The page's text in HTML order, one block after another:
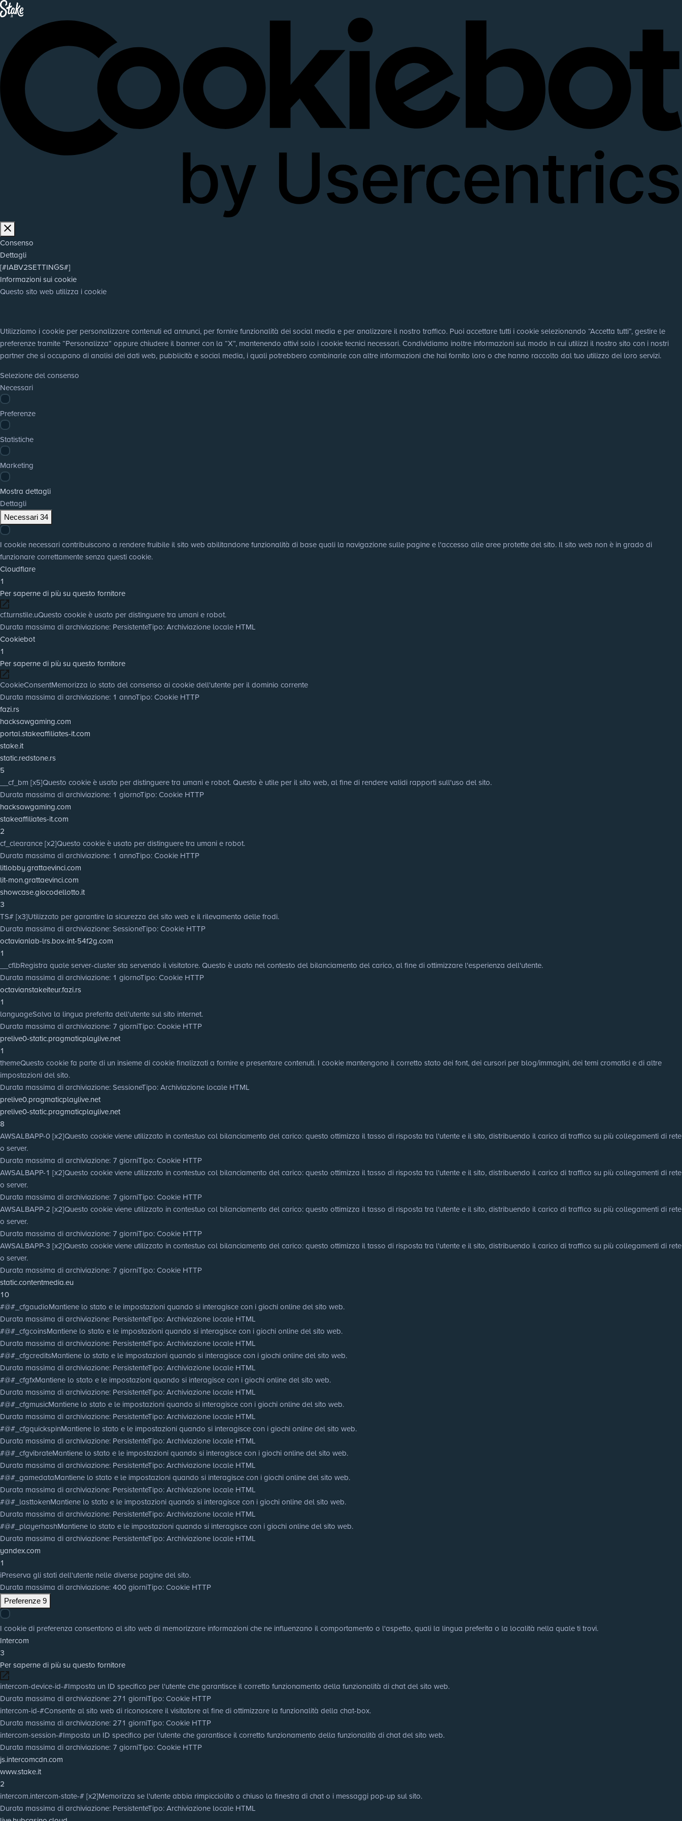
Consenso
Dettagli
[#IABV2SETTINGS#]
Informazioni sui cookie
Questo sito web utilizza i cookie
Utilizziamo i cookie per personalizzare contenuti ed annunci, per fornire funzionalità dei social media e per analizzare il nostro traffico. Puoi accettare tutti i cookie selezionando “Accetta tutti”, gestire le
preferenze tramite “Personalizza” oppure chiudere il banner con la “X”, mantenendo attivi solo i cookie tecnici necessari. Condividiamo inoltre informazioni sul modo in cui utilizzi il nostro sito con i nostri
partner che si occupano di analisi dei dati web, pubblicità e social media, i quali potrebbero combinarle con altre informazioni che hai fornito loro o che hanno raccolto dal tuo utilizzo dei loro servizi.
Selezione del consenso
Necessari
Preferenze
Statistiche
Marketing
Mostra dettagli
Dettagli
Necessari 34
I cookie necessari contribuiscono a rendere fruibile il sito web abilitandone funzionalità di base quali la navigazione sulle pagine e l'accesso alle aree protette del sito. Il sito web non è in grado di
funzionare correttamente senza questi cookie.
Cloudflare
1
Per saperne di più su questo fornitore
cf.turnstile.uQuesto cookie è usato per distinguere tra umani e robot.
Durata massima di archiviazione: PersistenteTipo: Archiviazione locale HTML
Cookiebot
1
Per saperne di più su questo fornitore
CookieConsentMemorizza lo stato del consenso ai cookie dell'utente per il dominio corrente
Durata massima di archiviazione: 1 annoTipo: Cookie HTTP
fazi.rs
hacksawgaming.com
portal.stakeaffiliates-it.com
stake.it
static.redstone.rs
5
__cf_bm [x5]Questo cookie è usato per distinguere tra umani e robot. Questo è utile per il sito web, al fine di rendere validi rapporti sull'uso del sito.
Durata massima di archiviazione: 1 giornoTipo: Cookie HTTP
hacksawgaming.com
stakeaffiliates-it.com
2
cf_clearance [x2]Questo cookie è usato per distinguere tra umani e robot.
Durata massima di archiviazione: 1 annoTipo: Cookie HTTP
litlobby.grattaevinci.com
lit-mon.grattaevinci.com
showcase.giocodellotto.it
3
TS# [x3]Utilizzato per garantire la sicurezza del sito web e il rilevamento delle frodi.
Durata massima di archiviazione: SessioneTipo: Cookie HTTP
octavianlab-lrs.box-int-54f2g.com
1
__cflbRegistra quale server-cluster sta servendo il visitatore. Questo è usato nel contesto del bilanciamento del carico, al fine di ottimizzare l'esperienza dell'utente.
Durata massima di archiviazione: 1 giornoTipo: Cookie HTTP
octavianstakeiteur.fazi.rs
1
languageSalva la lingua preferita dell'utente sul sito internet.
Durata massima di archiviazione: 7 giorniTipo: Cookie HTTP
prelive0-static.pragmaticplaylive.net
1
themeQuesto cookie fa parte di un insieme di cookie finalizzati a fornire e presentare contenuti. I cookie mantengono il corretto stato dei font, dei cursori per blog/immagini, dei temi cromatici e di altre
impostazioni del sito.
Durata massima di archiviazione: SessioneTipo: Archiviazione locale HTML
prelive0.pragmaticplaylive.net
prelive0-static.pragmaticplaylive.net
8
AWSALBAPP-0 [x2]Questo cookie viene utilizzato in contestuo col bilanciamento del carico: questo ottimizza il tasso di risposta tra l'utente e il sito, distribuendo il carico di traffico su più collegamenti di rete
o server.
Durata massima di archiviazione: 7 giorniTipo: Cookie HTTP
AWSALBAPP-1 [x2]Questo cookie viene utilizzato in contestuo col bilanciamento del carico: questo ottimizza il tasso di risposta tra l'utente e il sito, distribuendo il carico di traffico su più collegamenti di rete
o server.
Durata massima di archiviazione: 7 giorniTipo: Cookie HTTP
AWSALBAPP-2 [x2]Questo cookie viene utilizzato in contestuo col bilanciamento del carico: questo ottimizza il tasso di risposta tra l'utente e il sito, distribuendo il carico di traffico su più collegamenti di rete
o server.
Durata massima di archiviazione: 7 giorniTipo: Cookie HTTP
AWSALBAPP-3 [x2]Questo cookie viene utilizzato in contestuo col bilanciamento del carico: questo ottimizza il tasso di risposta tra l'utente e il sito, distribuendo il carico di traffico su più collegamenti di rete
o server.
Durata massima di archiviazione: 7 giorniTipo: Cookie HTTP
static.contentmedia.eu
10
#@#_cfgaudioMantiene lo stato e le impostazioni quando si interagisce con i giochi online del sito web.
Durata massima di archiviazione: PersistenteTipo: Archiviazione locale HTML
#@#_cfgcoinsMantiene lo stato e le impostazioni quando si interagisce con i giochi online del sito web.
Durata massima di archiviazione: PersistenteTipo: Archiviazione locale HTML
#@#_cfgcreditsMantiene lo stato e le impostazioni quando si interagisce con i giochi online del sito web.
Durata massima di archiviazione: PersistenteTipo: Archiviazione locale HTML
#@#_cfgfxMantiene lo stato e le impostazioni quando si interagisce con i giochi online del sito web.
Durata massima di archiviazione: PersistenteTipo: Archiviazione locale HTML
#@#_cfgmusicMantiene lo stato e le impostazioni quando si interagisce con i giochi online del sito web.
Durata massima di archiviazione: PersistenteTipo: Archiviazione locale HTML
#@#_cfgquickspinMantiene lo stato e le impostazioni quando si interagisce con i giochi online del sito web.
Durata massima di archiviazione: PersistenteTipo: Archiviazione locale HTML
#@#_cfgvibrateMantiene lo stato e le impostazioni quando si interagisce con i giochi online del sito web.
Durata massima di archiviazione: PersistenteTipo: Archiviazione locale HTML
#@#_gamedataMantiene lo stato e le impostazioni quando si interagisce con i giochi online del sito web.
Durata massima di archiviazione: PersistenteTipo: Archiviazione locale HTML
#@#_lasttokenMantiene lo stato e le impostazioni quando si interagisce con i giochi online del sito web.
Durata massima di archiviazione: PersistenteTipo: Archiviazione locale HTML
#@#_playerhashMantiene lo stato e le impostazioni quando si interagisce con i giochi online del sito web.
Durata massima di archiviazione: PersistenteTipo: Archiviazione locale HTML
yandex.com
1
iPreserva gli stati dell'utente nelle diverse pagine del sito.
Durata massima di archiviazione: 400 giorniTipo: Cookie HTTP
Preferenze 9
I cookie di preferenza consentono al sito web di memorizzare informazioni che ne influenzano il comportamento o l'aspetto, quali la lingua preferita o la località nella quale ti trovi.
Intercom
3
Per saperne di più su questo fornitore
intercom-device-id-#Imposta un ID specifico per l'utente che garantisce il corretto funzionamento della funzionalità di chat del sito web.
Durata massima di archiviazione: 271 giorniTipo: Cookie HTTP
intercom-id-#Consente al sito web di riconoscere il visitatore al fine di ottimizzare la funzionalità della chat-box.
Durata massima di archiviazione: 271 giorniTipo: Cookie HTTP
intercom-session-#Imposta un ID specifico per l'utente che garantisce il corretto funzionamento della funzionalità di chat del sito web.
Durata massima di archiviazione: 7 giorniTipo: Cookie HTTP
js.intercomcdn.com
www.stake.it
2
intercom.intercom-state-# [x2]Memorizza se l'utente abbia rimpicciolito o chiuso la finestra di chat o i messaggi pop-up sul sito.
Durata massima di archiviazione: PersistenteTipo: Archiviazione locale HTML